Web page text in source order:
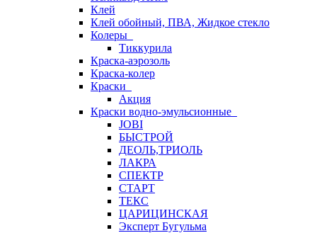
Клей
Клей обойный, ПВА, Жидкое стекло
Колеры
Тиккурила
Краска-аэрозоль
Краска-колер
Краски
Акция
Краски водно-эмульсионные
JOBI
БЫСТРОЙ
ДЕОЛЬ,ТРИОЛЬ
ЛАКРА
СПЕКТР
СТАРТ
ТЕКС
ЦАРИЦИНСКАЯ
Эксперт Бугульма